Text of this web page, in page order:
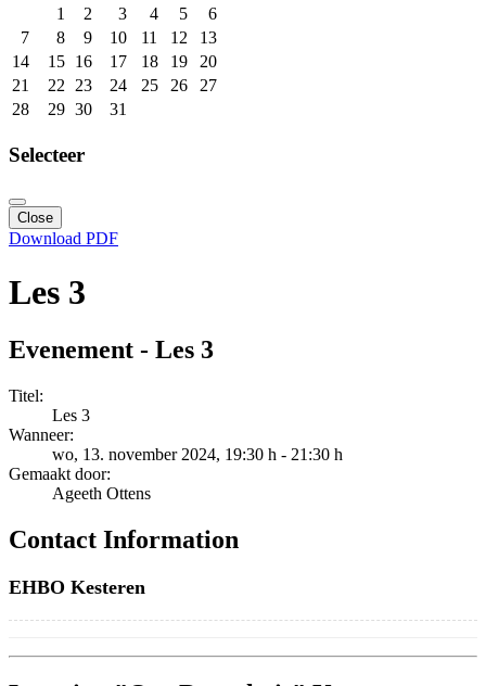
1
2 3 4 5
6
7
8 9 10 11 12
13
14
15 16 17 18 19
20
21
22 23 24 25 26
27
28
29 30 31
Selecteer
Close
Download PDF
Les 3
Evenement - Les 3
Titel:
Les 3
Wanneer:
wo, 13. november 2024, 19:30 h - 21:30 h
Gemaakt door:
Ageeth Ottens
Contact Information
EHBO Kesteren